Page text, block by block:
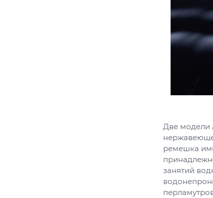
Две модели
ремешка
занятий